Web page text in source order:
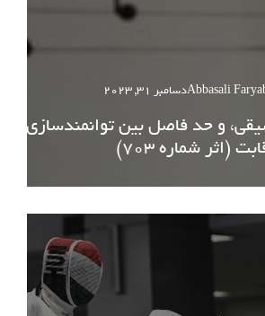
Abbasaliدسامبر 31, 2023
و حد فاصل بین توانمندسازی و
(اثر شماره 703)